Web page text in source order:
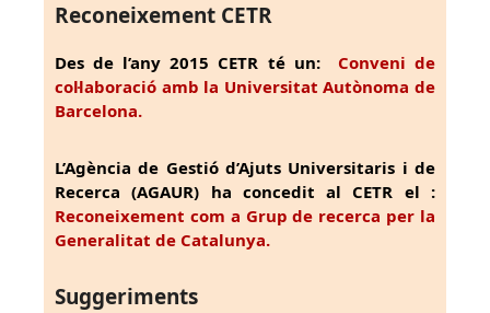
Reconeixement CETR
Des de l’any 2015 CETR té un: Conveni de
col·laboració amb la Universitat Autònoma de
Barcelona.
L’Agència de Gestió d’Ajuts Universitaris i de
Recerca (AGAUR) ha concedit al CETR el :
Reconeixement com a Grup de recerca per la
Generalitat de Catalunya.
Suggeriments